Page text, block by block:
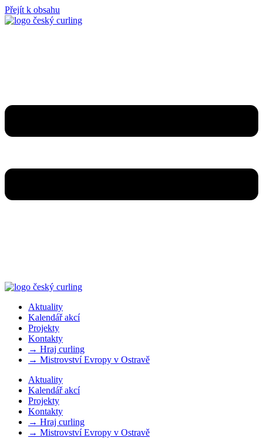
Přejít k obsahu
Aktuality
Kalendář akcí
Projekty
Kontakty
→ Hraj curling
→ Mistrovství Evropy v Ostravě
Aktuality
Kalendář akcí
Projekty
Kontakty
→ Hraj curling
→ Mistrovství Evropy v Ostravě